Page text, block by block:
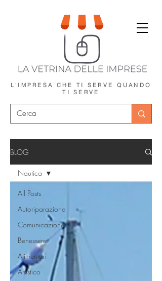
L'IMPRESA CHE TI SERVE QUANDO
TI SERVE
BLOG
All Posts
Autoriparazione
Comunicazione
Benessere
Alimentari
Artistico
Nautica